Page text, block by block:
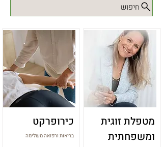
חיפוש
מטפלת זוגית
ומשפחתית
בריאות ורפואה משלימה
כירופרקט